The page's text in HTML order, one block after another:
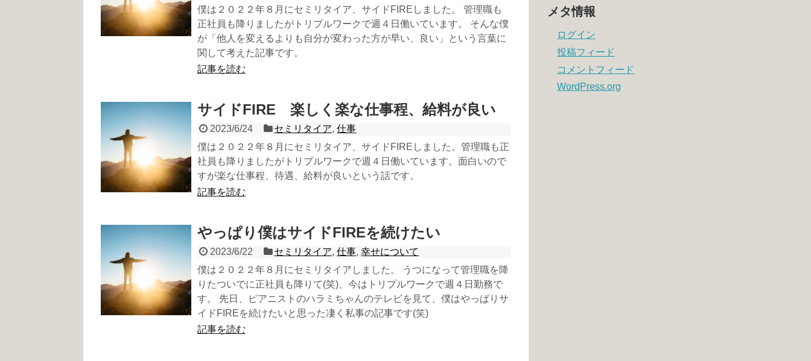
僕は２０２２年８月にセミリタイア、サイドFIREしました。 管理職も
正社員も降りましたがトリプルワークで週４日働いています。 そんな僕
が「他人を変えるよりも自分が変わった方が早い、良い」という言葉に
関して考えた記事です。
記事を読む
サイドFIRE 楽しく楽な仕事程、給料が良い
2023/6/24 セミリタイア,仕事
僕は２０２２年８月にセミリタイア、サイドFIREしました。管理職も正
社員も降りましたがトリプルワークで週４日働いています。面白いので
すが楽な仕事程、待遇、給料が良いという話です。
記事を読む
やっぱり僕はサイドFIREを続けたい
2023/6/22 セミリタイア,仕事,幸せについて
僕は２０２２年８月にセミリタイアしました。 うつになって管理職を降
りたついでに正社員も降りて(笑)、今はトリプルワークで週４日勤務で
す。 先日、ピアニストのハラミちゃんのテレビを見て、僕はやっぱりサ
イドFIREを続けたいと思った凄く私事の記事です(笑)
記事を読む
メタ情報
ログイン
投稿フィード
コメントフィード
WordPress.org